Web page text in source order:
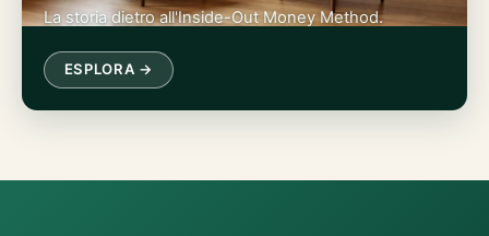
La storia dietro all'Inside-Out Money Method.
ESPLORA →